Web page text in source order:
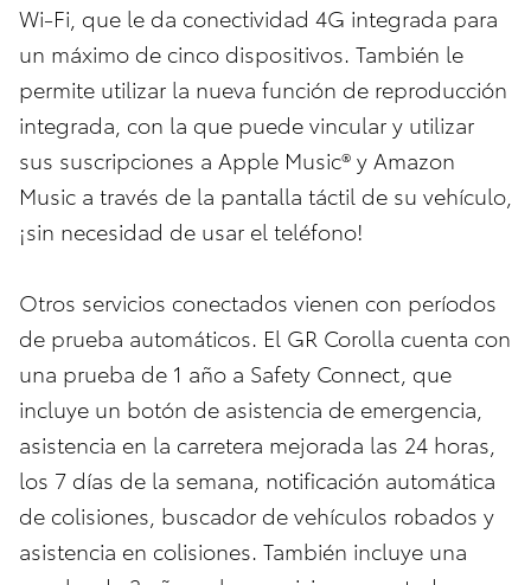
Wi-Fi, que le da conectividad 4G integrada para
un máximo de cinco dispositivos. También le
permite utilizar la nueva función de reproducción
integrada, con la que puede vincular y utilizar
sus suscripciones a Apple Music® y Amazon
Music a través de la pantalla táctil de su vehículo,
¡sin necesidad de usar el teléfono!
Otros servicios conectados vienen con períodos
de prueba automáticos. El GR Corolla cuenta con
una prueba de 1 año a Safety Connect, que
incluye un botón de asistencia de emergencia,
asistencia en la carretera mejorada las 24 horas,
los 7 días de la semana, notificación automática
de colisiones, buscador de vehículos robados y
asistencia en colisiones. También incluye una